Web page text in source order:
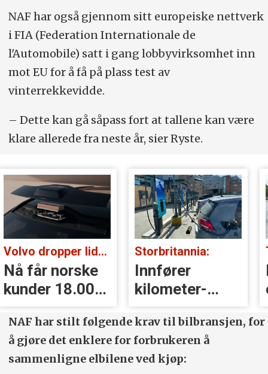
NAF har også gjennom sitt europeiske nettverk
i FIA (Federation Internationale de
l'Automobile) satt i gang lobbyvirksomhet inn
mot EU for å få på plass test av
vinterrekkevidde.
– Dette kan gå såpass fort at tallene kan være
klare allerede fra neste år, sier Ryste.
Volvo dropper lidar for godt:
Nå får norske
kunder 18.000
kr i erstatning
Storbritannia:
Innfører
kilometer­
avgift for
elbiler
NAF har stilt følgende krav til bilbransjen, for
å gjøre det enklere for forbrukeren å
sammenligne elbilene ved kjøp: